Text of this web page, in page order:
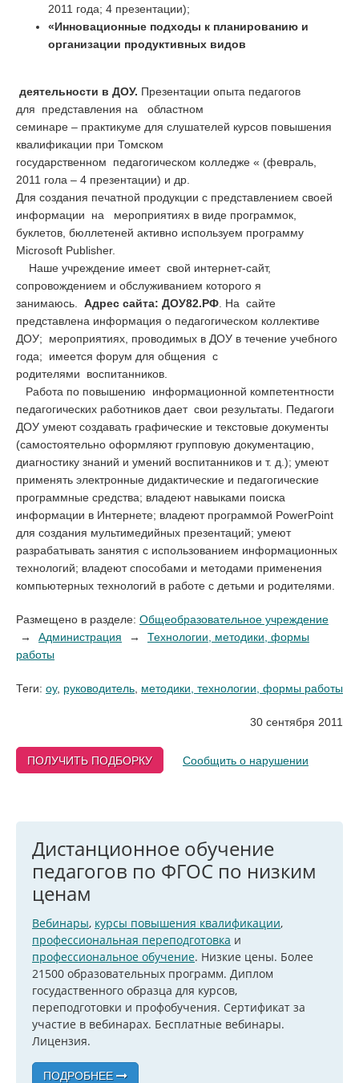
2011 года; 4 презентации);
«Инновационные подходы к планированию и
организации продуктивных видов
деятельности в ДОУ. Презентации опыта педагогов
для представления на областном
семинаре – практикуме для слушателей курсов повышения
квалификации при Томском
государственном педагогическом колледже « (февраль,
2011 гола – 4 презентации) и др.
Для создания печатной продукции с представлением своей
информации на мероприятиях в виде программок,
буклетов, бюллетеней активно используем программу
Microsoft Publisher.
Наше учреждение имеет свой интернет-сайт,
сопровождением и обслуживанием которого я
занимаюсь. Адрес сайта: ДОУ82.РФ . На сайте
представлена информация о педагогическом коллективе
ДОУ; мероприятиях, проводимых в ДОУ в течение учебного
года; имеется форум для общения с
родителями воспитанников.
Работа по повышению информационной компетентности
педагогических работников дает свои результаты. Педагоги
ДОУ умеют создавать графические и текстовые документы
(самостоятельно оформляют групповую документацию,
диагностику знаний и умений воспитанников и т. д.); умеют
применять электронные дидактические и педагогические
программные средства; владеют навыками поиска
информации в Интернете; владеют программой PowerPoint
для создания мультимедийных презентаций; умеют
разрабатывать занятия с использованием информационных
технологий; владеют способами и методами применения
компьютерных технологий в работе с детьми и родителями.
Размещено в разделе: Общеобразовательное учреждение
Администрация
Технологии, методики, формы
работы
Теги: оу, руководитель методики, технологии, формы работы
30 сентября 2011
ПОЛУЧИТЬ ПОДБОРКУ Сообщить о нарушении
Дистанционное обучение
педагогов по ФГОС по низким
ценам
Вебинары, курсы повышения квалификации,
профессиональная переподготовка и
профессиональное обучение. Низкие цены. Более
21500 образовательных программ. Диплом
госудаственного образца для курсов,
переподготовки и профобучения. Сертификат за
участие в вебинарах. Бесплатные вебинары.
Лицензия.
ПОДРОБНЕЕ